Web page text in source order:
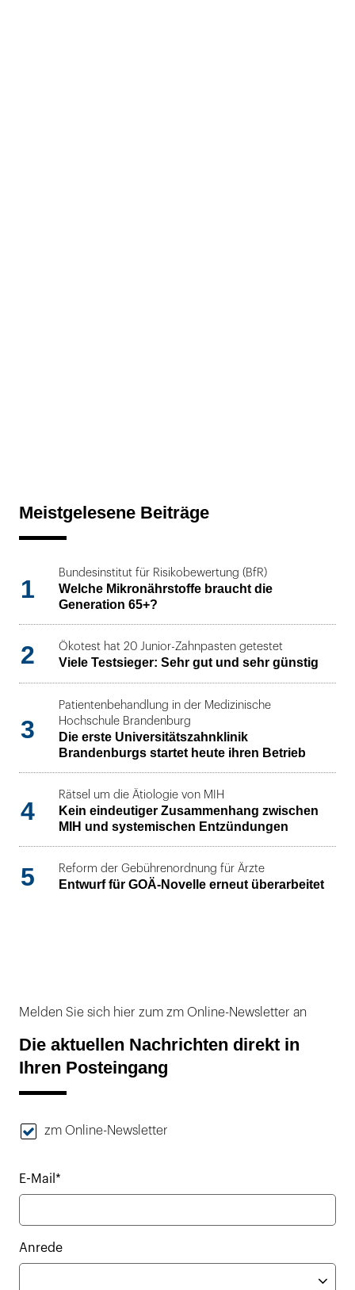
Meistgelesene Beiträge
1
Bundesinstitut für Risikobewertung (BfR)
Welche Mikronährstoffe braucht die
Generation 65+?
2 Ökotest hat 20 Junior-Zahnpasten getestet
Viele Testsieger: Sehr gut und sehr günstig
3
Patientenbehandlung in der Medizinische
Hochschule Brandenburg
Die erste Universitätszahnklinik
Brandenburgs startet heute ihren Betrieb
4
Rätsel um die Ätiologie von MIH
Kein eindeutiger Zusammenhang zwischen
MIH und systemischen Entzündungen
5 Reform der Gebührenordnung für Ärzte
Entwurf für GOÄ-Novelle erneut überarbeitet
Melden Sie sich hier zum zm Online-Newsletter an
Die aktuellen Nachrichten direkt in
Ihren Posteingang
zm Online-Newsletter
E-Mail*
Anrede